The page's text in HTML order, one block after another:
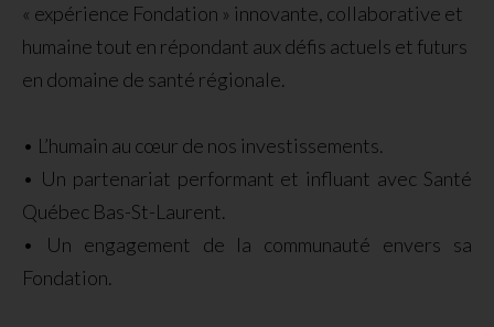
« expérience Fondation » innovante, collaborative et
humaine tout en répondant aux défis actuels et futurs
en domaine de santé régionale.
• L’humain au cœur de nos investissements.
• Un partenariat performant et influant avec Santé
Québec Bas-St-Laurent.
• Un engagement de la communauté envers sa
Fondation.